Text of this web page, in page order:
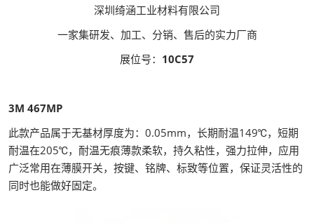
深圳绮涵工业材料有限公司
一家集研发、加工、分销、售后的实力厂商
展位号： 10C57
3M 467MP
此款产品属于无基材厚度为：0.05mm，长期耐温149℃，短期
耐温在205℃，耐温无痕薄款柔软，持久粘性，强力拉伸，应用
广泛常用在薄膜开关，按键、铭牌、标致等位置，保证灵活性的
同时也能做好固定。